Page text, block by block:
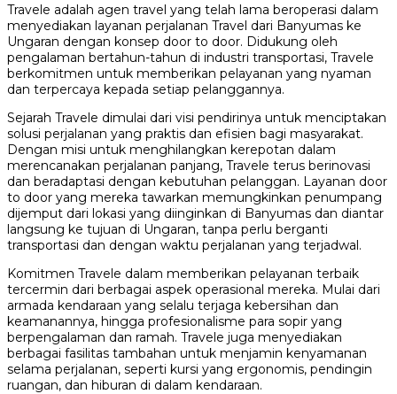
Travele adalah agen travel yang telah lama beroperasi dalam
menyediakan layanan perjalanan Travel dari Banyumas ke
Ungaran dengan konsep door to door. Didukung oleh
pengalaman bertahun-tahun di industri transportasi, Travele
berkomitmen untuk memberikan pelayanan yang nyaman
dan terpercaya kepada setiap pelanggannya.
Sejarah Travele dimulai dari visi pendirinya untuk menciptakan
solusi perjalanan yang praktis dan efisien bagi masyarakat.
Dengan misi untuk menghilangkan kerepotan dalam
merencanakan perjalanan panjang, Travele terus berinovasi
dan beradaptasi dengan kebutuhan pelanggan. Layanan door
to door yang mereka tawarkan memungkinkan penumpang
dijemput dari lokasi yang diinginkan di Banyumas dan diantar
langsung ke tujuan di Ungaran, tanpa perlu berganti
transportasi dan dengan waktu perjalanan yang terjadwal.
Komitmen Travele dalam memberikan pelayanan terbaik
tercermin dari berbagai aspek operasional mereka. Mulai dari
armada kendaraan yang selalu terjaga kebersihan dan
keamanannya, hingga profesionalisme para sopir yang
berpengalaman dan ramah. Travele juga menyediakan
berbagai fasilitas tambahan untuk menjamin kenyamanan
selama perjalanan, seperti kursi yang ergonomis, pendingin
ruangan, dan hiburan di dalam kendaraan.